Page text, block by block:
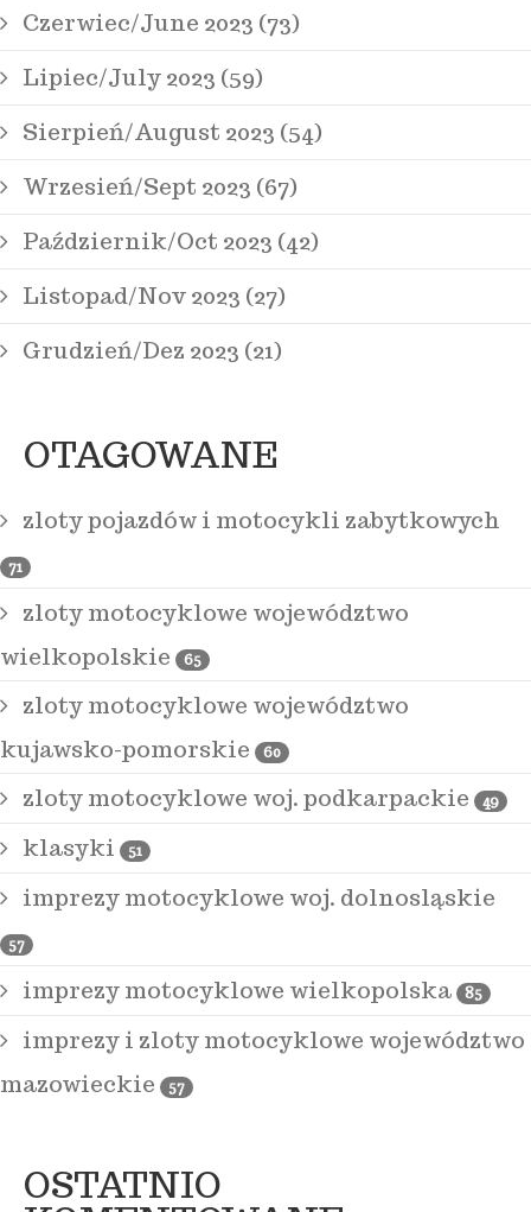
Czerwiec/June 2023 (73)
Lipiec/July 2023 (59)
Sierpień/August 2023 (54)
Wrzesień/Sept 2023 (67)
Październik/Oct 2023 (42)
Listopad/Nov 2023 (27)
Grudzień/Dez 2023 (21)
OTAGOWANE
zloty pojazdów i motocykli zabytkowych
71
zloty motocyklowe województwo
wielkopolskie
65
zloty motocyklowe województwo
kujawsko-pomorskie
60
zloty motocyklowe woj. podkarpackie 49
klasyki 51
imprezy motocyklowe woj. dolnosląskie
57
imprezy motocyklowe wielkopolska 85
imprezy i zloty motocyklowe województwo
mazowieckie
57
OSTATNIO